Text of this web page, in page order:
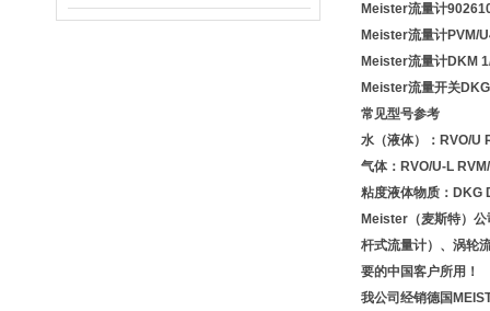
Meister流量计
Meister流量计PVM/
Meister流量计DKM
Meister流量开关
常见型号参考
水（液体）：RVO/U
气体：RVO/U-L
粘度液体物质：
Meister（麦斯特）
杆式流量计）、涡轮
要的中国客户所用！
我公司经销德国